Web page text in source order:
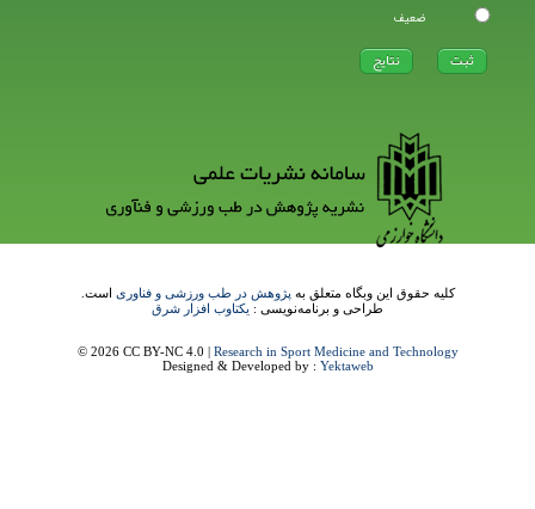
ضعیف
کلیه حقوق این وبگاه متعلق به پژوهش در طب ورزشی و فناوریاست.
طراحی و برنامه‌نویسی : یکتاوب افزار شرق
© 2026 CC BY-NC 4.0 |Research in Sport Medicine and Technology
Designed & Developed by :Yektaweb